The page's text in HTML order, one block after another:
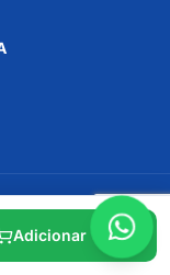
Leste, 2030 - Centro
COMERCIO DE
82.858.903/0001-72
Adicionar